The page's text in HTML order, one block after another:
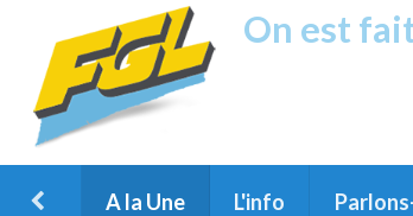
On est
A la Une L'info